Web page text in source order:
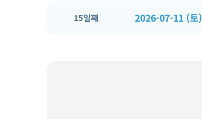
15일째 2026-07-11 (토)